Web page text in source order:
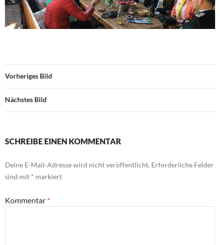
Vorheriges Bild
Nächstes Bild
SCHREIBE EINEN KOMMENTAR
Deine E-Mail-Adresse wird nicht veröffentlicht. Erforderliche Felder
sind mit * markiert
Kommentar *